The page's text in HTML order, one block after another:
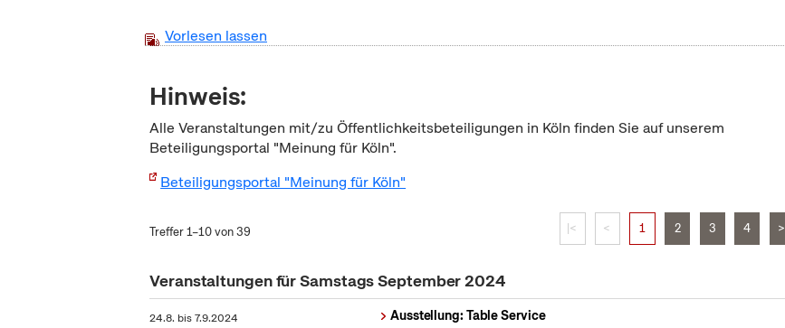
Vorlesen lassen
Hinweis:
Alle Veranstaltungen mit/zu Öffentlichkeitsbeteiligungen in Köln finden Sie auf unserem
Beteiligungsportal "Meinung für Köln".
Beteiligungsportal "Meinung für Köln"
Treffer 1–10 von 39 |< < 1 2 3 4 >
Veranstaltungen für Samstags September 2024
24.8. bis7.9.2024
Ausstellung: Table Service